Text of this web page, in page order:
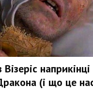
наприкінці
(і що це